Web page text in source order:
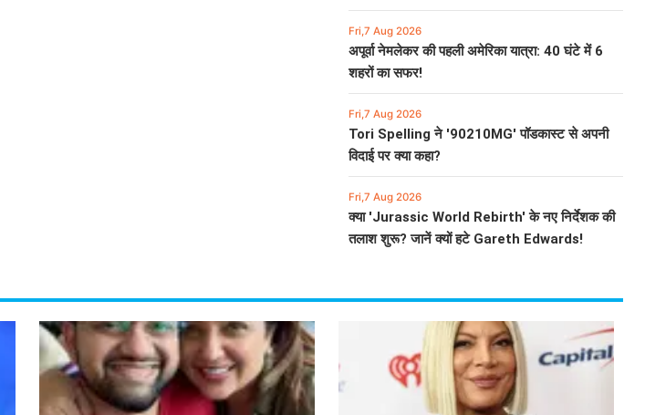
Fri,7 Aug 2026
अपूर्वा नेमलेकर की पहली अमेरिका यात्रा: 40 घंटे में 6
शहरों का सफर!
Fri,7 Aug 2026
Tori Spelling ने '90210MG' पॉडकास्ट से अपनी
विदाई पर क्या कहा?
Fri,7 Aug 2026
क्या 'Jurassic World Rebirth' के नए निर्देशक की
तलाश शुरू? जानें क्यों हटे Gareth Edwards!